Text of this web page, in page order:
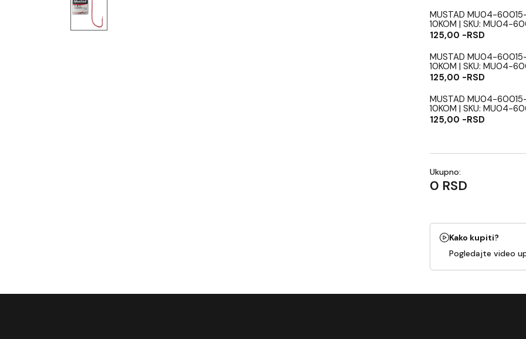
MUSTAD MU04-
10KOM | SKU: MU04-
125,00 -RSD
MUSTAD MU04-
10KOM | SKU: MU04-
125,00 -RSD
MUSTAD MU04-
10KOM | SKU: MU04-
125,00 -RSD
Ukupno:
0 RSD
Kako kupiti?
Pogledajte video